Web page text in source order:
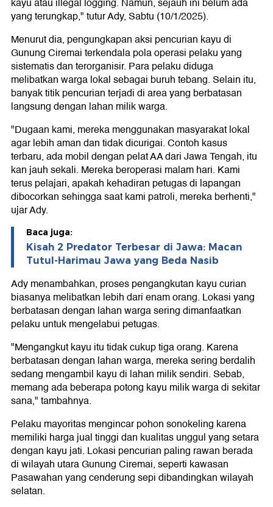
kayu atau illegal logging. Namun, sejauh ini belum ada
yang terungkap," tutur Ady, Sabtu (10/1/2025).
Menurut dia, pengungkapan aksi pencurian kayu di
Gunung Ciremai terkendala pola operasi pelaku yang
sistematis dan terorganisir. Para pelaku diduga
melibatkan warga lokal sebagai buruh tebang. Selain itu,
banyak titik pencurian terjadi di area yang berbatasan
langsung dengan lahan milik warga.
"Dugaan kami, mereka menggunakan masyarakat lokal
agar lebih aman dan tidak dicurigai. Contoh kasus
terbaru, ada mobil dengan pelat AA dari Jawa Tengah, itu
kan jauh sekali. Mereka beroperasi malam hari. Kami
terus pelajari, apakah kehadiran petugas di lapangan
dibocorkan sehingga saat kami patroli, mereka berhenti,"
ujar Ady.
Baca juga:
Kisah 2 Predator Terbesar di Jawa: Macan
Tutul-Harimau Jawa yang Beda Nasib
Ady menambahkan, proses pengangkutan kayu curian
biasanya melibatkan lebih dari enam orang. Lokasi yang
berbatasan dengan lahan warga sering dimanfaatkan
pelaku untuk mengelabui petugas.
"Mengangkut kayu itu tidak cukup tiga orang. Karena
berbatasan dengan lahan warga, mereka sering berdalih
sedang mengambil kayu di lahan milik sendiri. Sebab,
memang ada beberapa potong kayu milik warga di sekitar
sana," tambahnya.
Pelaku mayoritas mengincar pohon sonokeling karena
memiliki harga jual tinggi dan kualitas unggul yang setara
dengan kayu jati. Lokasi pencurian paling rawan berada
di wilayah utara Gunung Ciremai, seperti kawasan
Pasawahan yang cenderung sepi dibandingkan wilayah
selatan.